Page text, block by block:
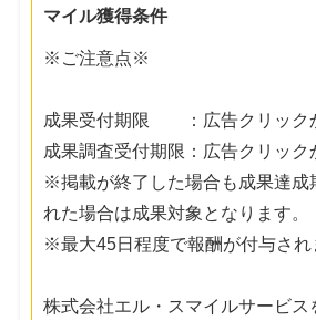
マイル獲得条件
※ご注意点※
成果受付期限 ：広告クリック
成果調査受付期限：広告クリック
※掲載が終了した場合も成果達成
れた場合は成果対象となります。
※最大45日程度で報酬が付与され
株式会社エル・スマイルサービス